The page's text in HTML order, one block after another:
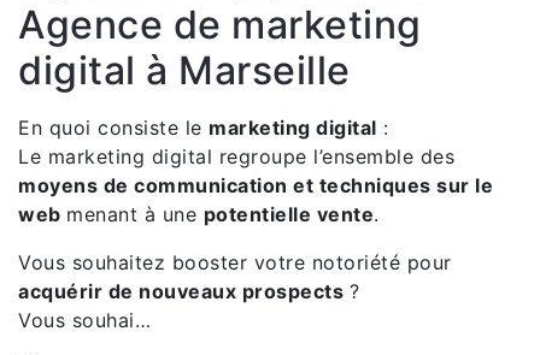
Agence de marketing
digital à Marseille
En quoi consiste le marketing digital :
Le marketing digital regroupe l’ensemble des
moyens de communication et techniques sur le
web menant à une potentielle vente.
Vous souhaitez booster votre notoriété pour
acquérir de nouveaux prospects ?
Vous souhai…